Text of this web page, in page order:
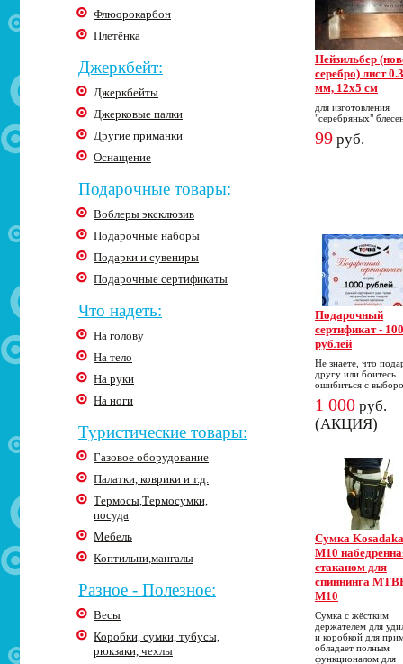
Флюорокарбон
Плетёнка
Джеркбейт:
Джеркбейты
Джерковые палки
Другие приманки
Оснащение
Подарочные товары:
Воблеры эксклюзив
Подарочные наборы
Подарки и сувениры
Подарочные сертификаты
Что надеть:
На голову
На тело
На руки
На ноги
Туристические товары:
Газовое оборудование
Палатки, коврики и т.д.
Термосы,Термосумки,
посуда
Мебель
Коптильни,мангалы
Разное - Полезное:
Весы
Коробки, сумки, тубусы,
рюкзаки, чехлы
Нейзильбер
серебро) лист
мм, 12х5 см
для изготовления
"серебряных"
99 руб.
Подарочный
сертификат -
рублей
Не знаете, что
другу или боитесь
ошибиться с
1 000 руб.
(АКЦИЯ)
Cумка Kosadaka
M10
стаканом для
спиннинга
M10
Сумка с жёстким
держателем для
и коробкой для
обладает полным
функционалом для